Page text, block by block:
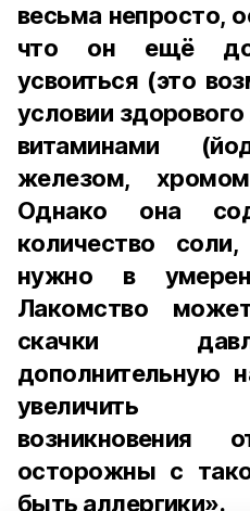
весьма непросто,
что он ещё
усвоиться (это
условии
витаминами
железом,
Однако она
количество
нужно в
Лакомство
скачки
дополнительную
увеличить
возникновения
осторожны с
быть аллергики».